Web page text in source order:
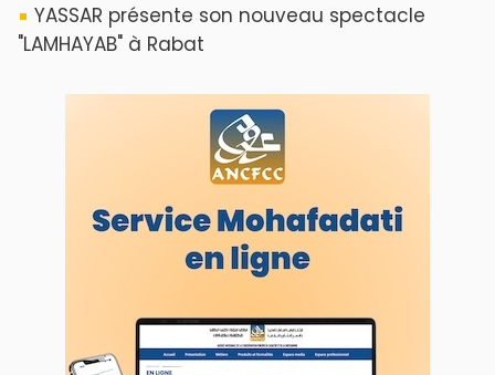
YASSAR présente son nouveau spectacle
"LAMHAYAB" à Rabat